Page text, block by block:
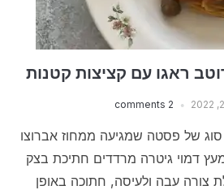
ראגו עם קציצות קטנות
2 comments
של פסטה שמגיעה ממחוז אברוצו
דמוי גיטרה מרדדים חתיכת בצק
עבה ולעיסה, חתוכה באופן